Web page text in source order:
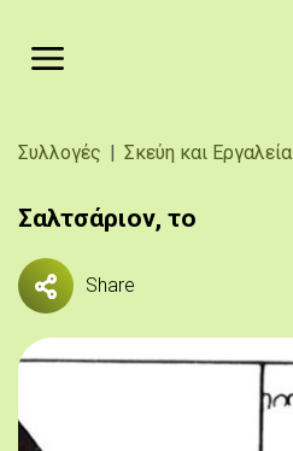
Breadcrumb
Συλλογές Σκεύη και Εργαλεία
Σαλτσάριον, το
Share